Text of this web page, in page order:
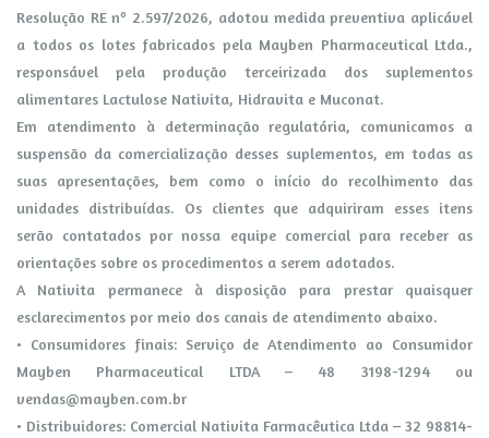
Resolução RE nº 2.597/2026, adotou medida preventiva aplicável
a todos os lotes fabricados pela Mayben Pharmaceutical Ltda.,
responsável pela produção terceirizada dos suplementos
alimentares Lactulose Nativita, Hidravita e Muconat.
Em atendimento à determinação regulatória, comunicamos a
suspensão da comercialização desses suplementos, em todas as
suas apresentações, bem como o início do recolhimento das
unidades distribuídas. Os clientes que adquiriram esses itens
serão contatados por nossa equipe comercial para receber as
orientações sobre os procedimentos a serem adotados.
A Nativita permanece à disposição para prestar quaisquer
esclarecimentos por meio dos canais de atendimento abaixo.
• Consumidores finais: Serviço de Atendimento ao Consumidor
Mayben Pharmaceutical LTDA – 48 3198-1294 ou
vendas@mayben.com.br
• Distribuidores: Comercial Nativita Farmacêutica Ltda – 32 98814-